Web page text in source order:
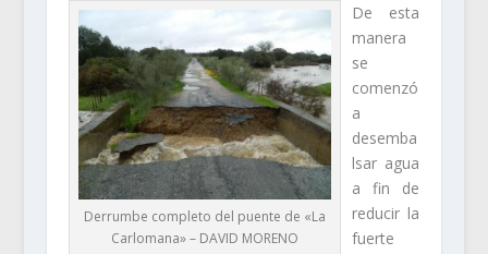
Derrumbe completo del puente de «La
Carlomana» – DAVID MORENO
De esta
manera
se
comenzó
a
desemba
lsar agua
a fin de
reducir la
fuerte